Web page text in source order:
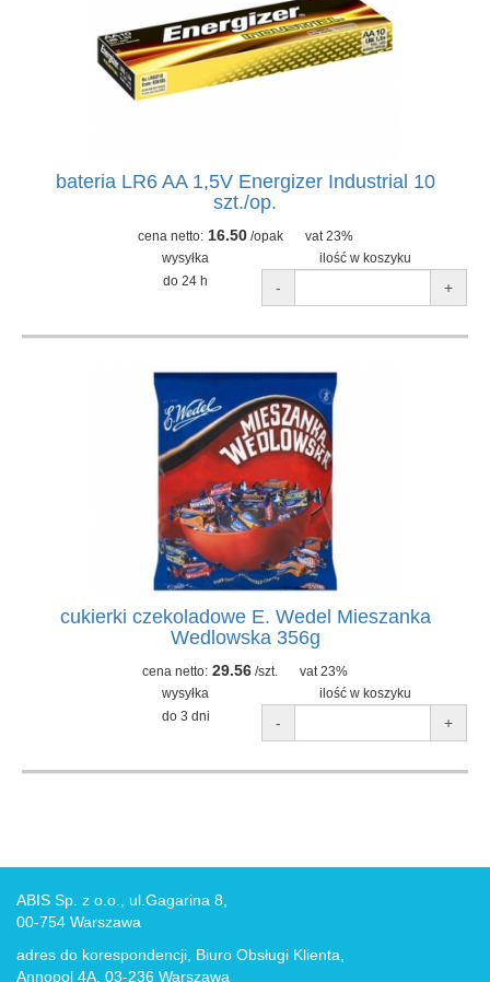
bateria LR6 AA 1,5V Energizer Industrial 10
szt./op.
cena netto: 16.50/opak
vat 23%
wysyłka
ilość w koszyku
do 24 h
- +
cukierki czekoladowe E. Wedel Mieszanka
Wedlowska 356g
cena netto: 29.56 /szt.
vat 23%
wysyłka
ilość w koszyku
do 3 dni
- +
ABIS Sp. z o.o., ul.Gagarina 8,
00-754 Warszawa
adres do korespondencji, Biuro Obsługi Klienta,
Annopol 4A, 03-236 Warszawa